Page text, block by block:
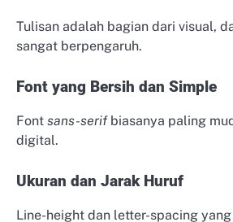
Tulisan adalah bagian dari visual,
sangat berpengaruh.
Font yang Bersih dan Simple
Font sans-serifbiasanya paling
digital.
Ukuran dan Jarak Huruf
Line-height dan letter-spacing